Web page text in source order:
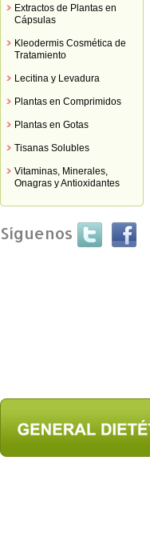
Extractos de Plantas en
Cápsulas
Kleodermis Cosmética de
Tratamiento
Lecitina y Levadura
Plantas en Comprimidos
Plantas en Gotas
Tisanas Solubles
Vitaminas, Minerales,
Onagras y Antioxidantes
Síguenos